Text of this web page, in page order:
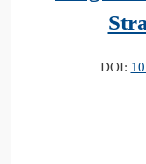
DOI: